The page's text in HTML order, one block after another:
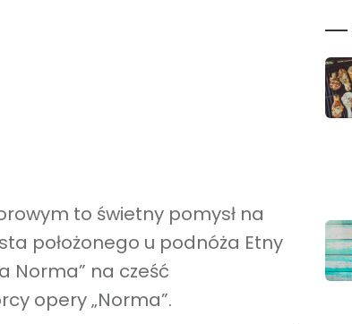
to świetny pomysł na
położonego u podnóża Etny
Norma” na cześć
opery „Norma”.